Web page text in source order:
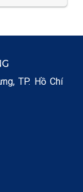
TP. Hồ Chí